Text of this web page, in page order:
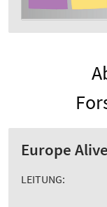
Europe Alive
LEITUNG: